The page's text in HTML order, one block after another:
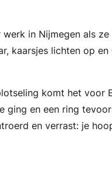
in Nijmegen als
kaarsjes lichten op en
komt het voor
ging en een ring
en verrast: je